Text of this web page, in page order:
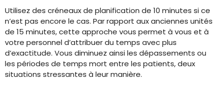
Utilisez des créneaux de planification de 10 minutes si ce
n’est pas encore le cas. Par rapport aux anciennes unités
de 15 minutes, cette approche vous permet à vous et à
votre personnel d’attribuer du temps avec plus
d’exactitude. Vous diminuez ainsi les dépassements ou
les périodes de temps mort entre les patients, deux
situations stressantes à leur manière.